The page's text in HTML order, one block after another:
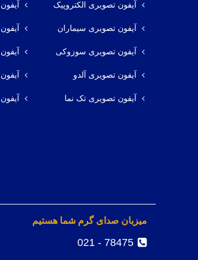
آیفون تصویری الکتروپیک
آیفون تصویری سیماران
آیفون تصویری سوزوکی
آیفون تصویری آلدو
آیفون تصویری تک نما
میزبان صدای گرم شما هستیم
78475 - 021